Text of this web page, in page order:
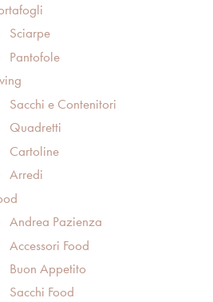
Sciarpe
Pantofole
Sacchi e Contenitori
Quadretti
Cartoline
Arredi
Andrea Pazienza
Accessori Food
Buon Appetito
Sacchi Food